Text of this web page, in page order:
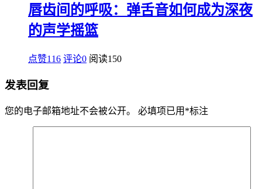
唇齿间的呼吸：弹舌音如何成为深夜
的声学摇篮
点赞116 评论0 阅读150
发表回复
您的电子邮箱地址不会被公开。 必填项已用 *标注